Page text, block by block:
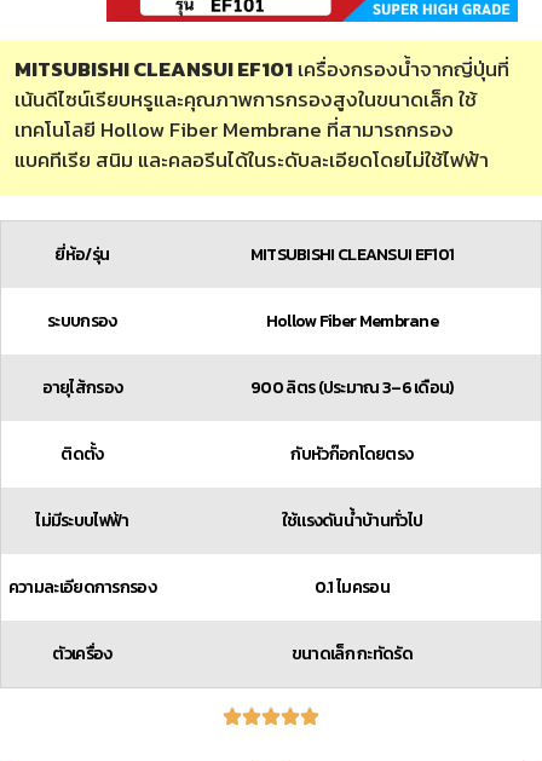
MITSUBISHI CLEANSUI EF101เครื่องกรองน้ำจากญี่ปุ่นที่
เน้นดีไซน์เรียบหรูและคุณภาพการกรองสูงในขนาดเล็ก ใช้
เทคโนโลยี Hollow Fiber Membrane ที่สามารถกรอง
แบคทีเรีย สนิม และคลอรีนได้ในระดับละเอียดโดยไม่ใช้ไฟฟ้า
ยี่ห้อ/รุ่น MITSUBISHI CLEANSUI EF101
ระบบกรอง Hollow Fiber Membrane
อายุไส้กรอง 900 ลิตร (ประมาณ 3–6 เดือน)
ติดตั้ง กับหัวก๊อกโดยตรง
ไม่มีระบบไฟฟ้า ใช้แรงดันน้ำบ้านทั่วไป​
ความละเอียดการกรอง 0.1 ไมครอน
ตัวเครื่อง ขนาดเล็ก กะทัดรัด